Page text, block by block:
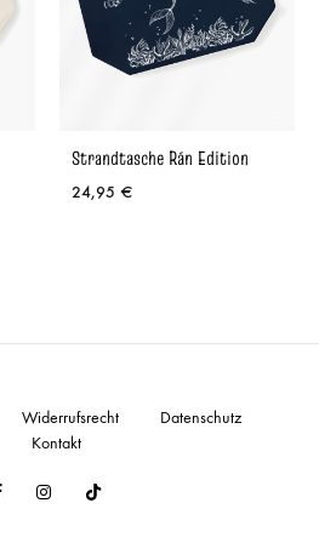
Strandtasche Rán Edition
24,95 €
FacebookInstagramTikTok
Widerrufsrecht
Datenschutz
Kontakt